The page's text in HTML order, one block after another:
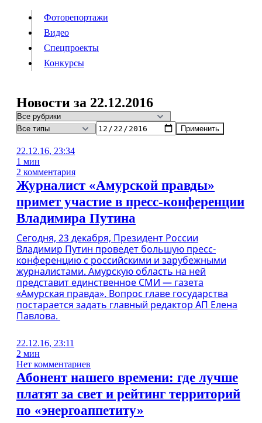
Видео
Конкурсы
ИнформацияПодпискаРекламаВсе новостиАрхив
Фоторепортажи
Видео
Спецпроекты
Конкурсы
Новости за 22.12.2016
Применить
22.12.16, 23:34
1 мин
2 комментария
Журналист «Амурской правды»
примет участие в пресс-конференции
Владимира Путина
Сегодня, 23 декабря, Президент России
Владимир Путин проведет большую пресс-
конференцию с российскими и зарубежными
журналистами. Амурскую область на ней
представит единственное СМИ — газета
«Амурская правда». Вопрос главе государства
постарается задать главный редактор АП Елена
Павлова.
22.12.16, 23:11
2 мин
Нет комментариев
Абонент нашего времени: где лучше
платят за свет и рейтинг территорий
по «энергоаппетиту»